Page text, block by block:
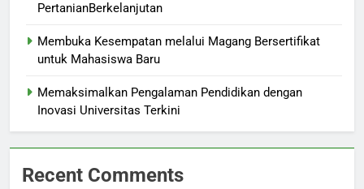
PertanianBerkelanjutan
Membuka Kesempatan melalui Magang Bersertifikat
untuk Mahasiswa Baru
Memaksimalkan Pengalaman Pendidikan dengan
Inovasi Universitas Terkini
Recent Comments